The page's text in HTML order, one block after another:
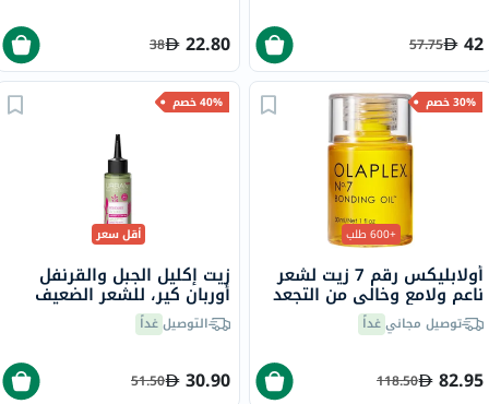
42
57.75
22.80
38
30% خصم
+600 طلب
أولابليكس رقم 7 زيت لشعر
ناعم ولامع وخالي من التجعد
30 ملتوصيل مجانيغداً
82.95
118.50
40% خصم
أقل سعر
زيت إكليل الجبل والقرنفل
أوربان كير، للشعر الضعيف
100 ملالتوصيلغداً
30.90
51.50